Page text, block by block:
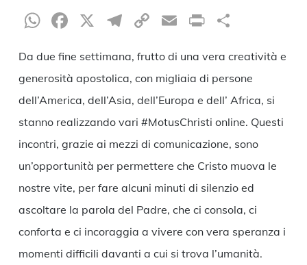
WhatsApp
Facebook
X Telegram
CopyEmailPrint
Da due fine settimana, frutto di una vera creatività e
generosità apostolica, con migliaia di persone
dell’America, dell’Asia, dell’Europa e dell’ Africa, si
stanno realizzando vari #MotusChristi online. Questi
incontri, grazie ai mezzi di comunicazione, sono
un’opportunità per permettere che Cristo muova le
nostre vite, per fare alcuni minuti di silenzio ed
ascoltare la parola del Padre, che ci consola, ci
conforta e ci incoraggia a vivere con vera speranza i
momenti difficili davanti a cui si trova l’umanità.